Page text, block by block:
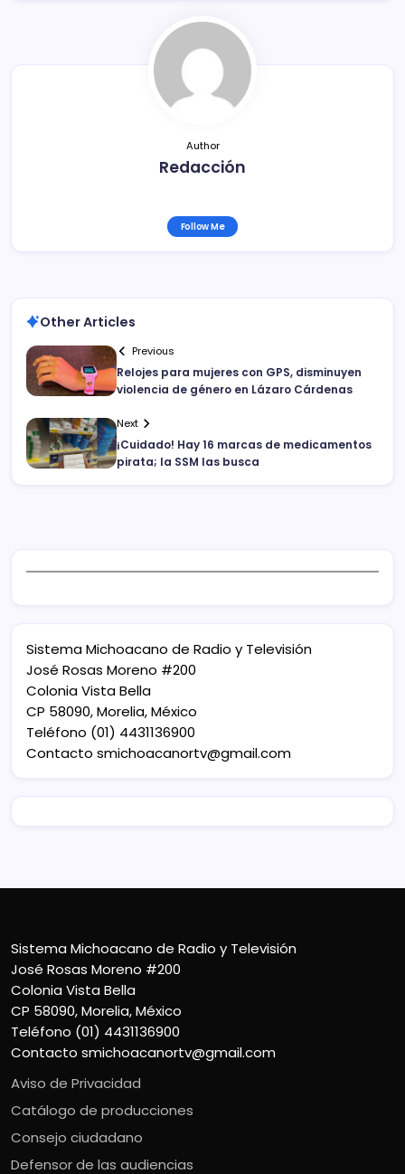
tir
Author
Redacción
Follow Me
Other Articles
Previous
Relojes para mujeres con GPS, disminuyen
violencia de género en Lázaro Cárdenas
Next
¡Cuidado! Hay 16 marcas de medicamentos
pirata; la SSM las busca
Sistema Michoacano de Radio y Televisión
José Rosas Moreno #200
Colonia Vista Bella
CP 58090, Morelia, México
Teléfono (01) 4431136900
Contacto smichoacanortv@gmail.com
Sistema Michoacano de Radio y Televisión
José Rosas Moreno #200
Colonia Vista Bella
CP 58090, Morelia, México
Teléfono (01) 4431136900
Contacto smichoacanortv@gmail.com
Aviso de Privacidad
Catálogo de producciones
Consejo ciudadano
Defensor de las audiencias